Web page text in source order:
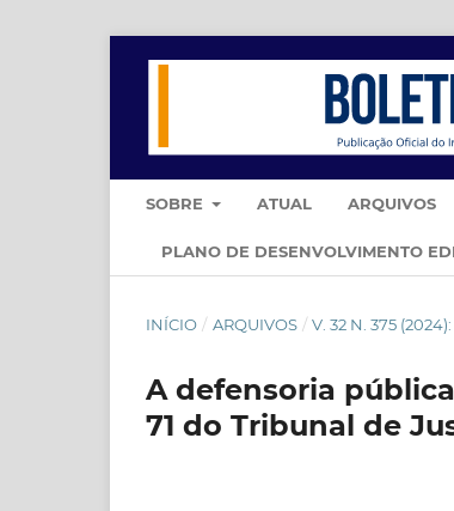
SOBRE ATUAL ARQUIVOS
PLANO DE DESENVOLVIMENTO
INÍCIO / ARQUIVOS / V. 32 N. 375
A defensoria
71 do Tribunal de